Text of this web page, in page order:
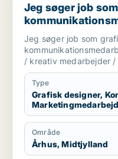
Jeg søger job
medarbejder /
Jeg søger job som
/ kreativ medarbejder
Type
Grafisk designer,
Område
Århus, Midtjylland